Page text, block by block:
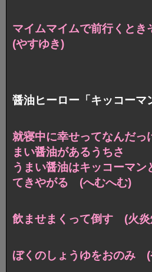
マイムマイムで前行くと
(やすゆき)
醤油ヒーロー「キッコーマ
就寝中に幸せってなんだっ
まい醤油があるうちさ
うまい醤油はキッコーマン
てきやがる (へむへむ)
飲ませまくって倒す (火炎
ぼくのしょうゆをおのみ (